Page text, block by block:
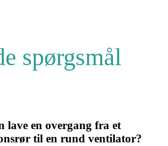
spørgsmål
lave en overgang fra et
til en rund ventilator?